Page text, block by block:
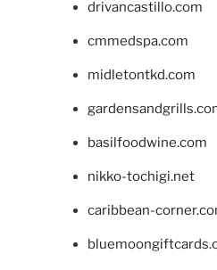
drivancastillo.com
cmmedspa.com
midletontkd.com
basilfoodwine.com
nikko-tochigi.net
caribbean-